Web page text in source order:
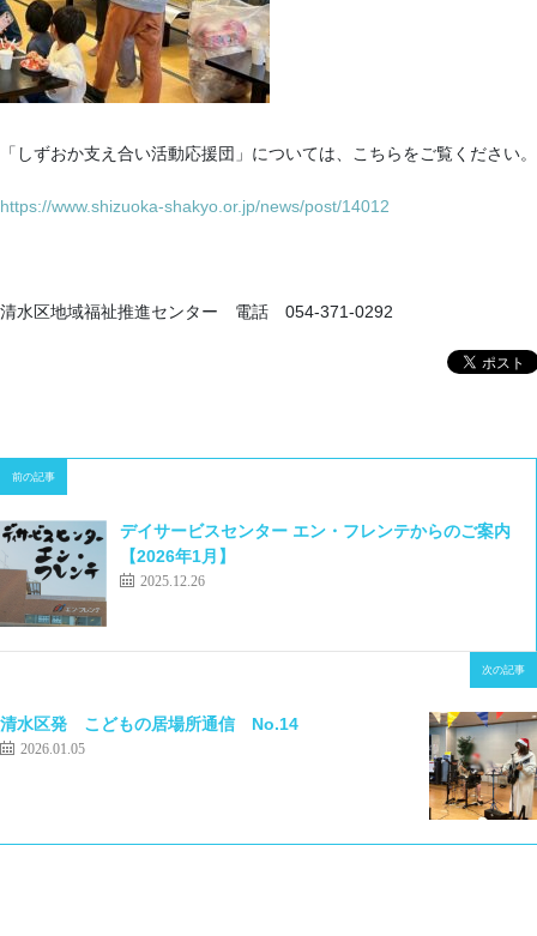
「しずおか支え合い活動応援団」については、こちらをご覧ください。
https://www.shizuoka-shakyo.or.jp/news/post/14012
清水区地域福祉推進センター 電話 054-371-0292
前の記事
デイサービスセンター エン・フレンテからのご案内
【2026年1月】
2025.12.26
次の記事
清水区発 こどもの居場所通信 No.14
2026.01.05